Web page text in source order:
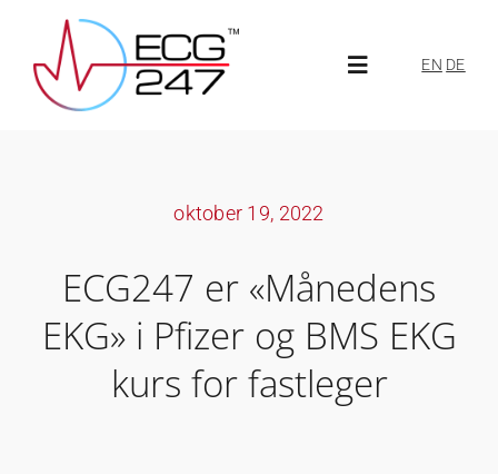
content
Toggle
Aktuelt
ECG247-portal
EN DE
oktober 19, 2022
ECG247 er «Månedens
EKG» i Pfizer og BMS EKG
kurs for fastleger